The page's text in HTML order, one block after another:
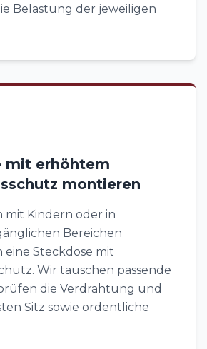
Belastung der jeweiligen
mit erhöhtem
montieren
mit Kindern oder in
Bereichen
eine Steckdose mit
Wir tauschen passende
die Verdrahtung und
Sitz sowie ordentliche